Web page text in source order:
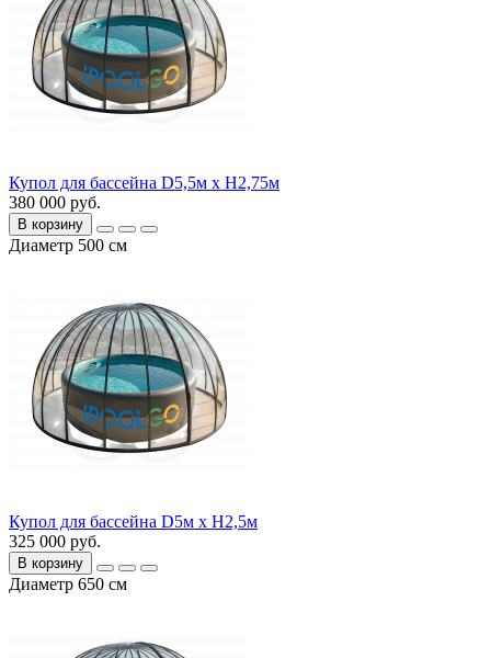
Купол для бассейна D5,5м х H2,75м
380 000 руб.
В корзину
Диаметр 500 см
Купол для бассейна D5м х H2,5м
325 000 руб.
В корзину
Диаметр 650 см